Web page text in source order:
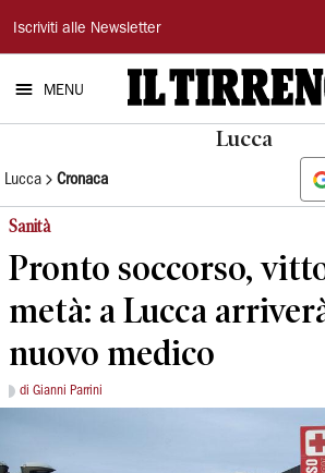
Il
Tirreno
Iscriviti alle Newsletter
MENU
Lucca
Lucca Cronaca
Sanità
Pronto soccorso,
metà: a Lucca
nuovo medico
di Gianni Parrini